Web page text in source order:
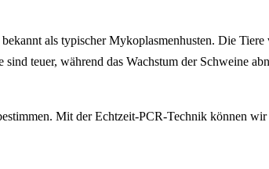
als typischer Mykoplasmenhusten. Die Tiere
teuer, während das Wachstum der Schweine
Mit der Echtzeit-PCR-Technik können